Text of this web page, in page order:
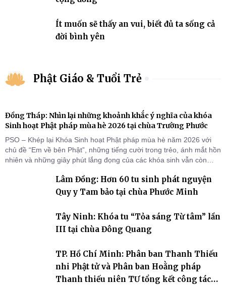
Ít muốn sẽ thấy an vui, biết đủ ta sống cả
đời bình yên
Phật Giáo & Tuổi Trẻ
Đồng Tháp: Nhìn lại những khoảnh khắc ý nghĩa của khóa
Sinh hoạt Phật pháp mùa hè 2026 tại chùa Trường Phước
PSO – Khép lại Khóa Sinh hoạt Phật pháp mùa hè năm 2026 với
chủ đề “Em về bên Phật”, những tiếng cười trong trẻo, ánh mắt hồn
nhiên và những giây phút lắng đọng của các khóa sinh vẫn còn
Tháp). Những tuần tu học ngắn ngủi nhưng đã trở thành hành
trang quý báu, gieo những hạt giống thiện l
Lâm Đồng: Hơn 60 tu sinh phát nguyện
Quy y Tam bảo tại chùa Phước Minh
Tây Ninh: Khóa tu “Tỏa sáng Từ tâm” lần
III tại chùa Đông Quang
TP. Hồ Chí Minh: Phân ban Thanh Thiếu
nhi Phật tử và Phân ban Hoằng pháp
Thanh thiếu niên TƯ tổng kết công tác